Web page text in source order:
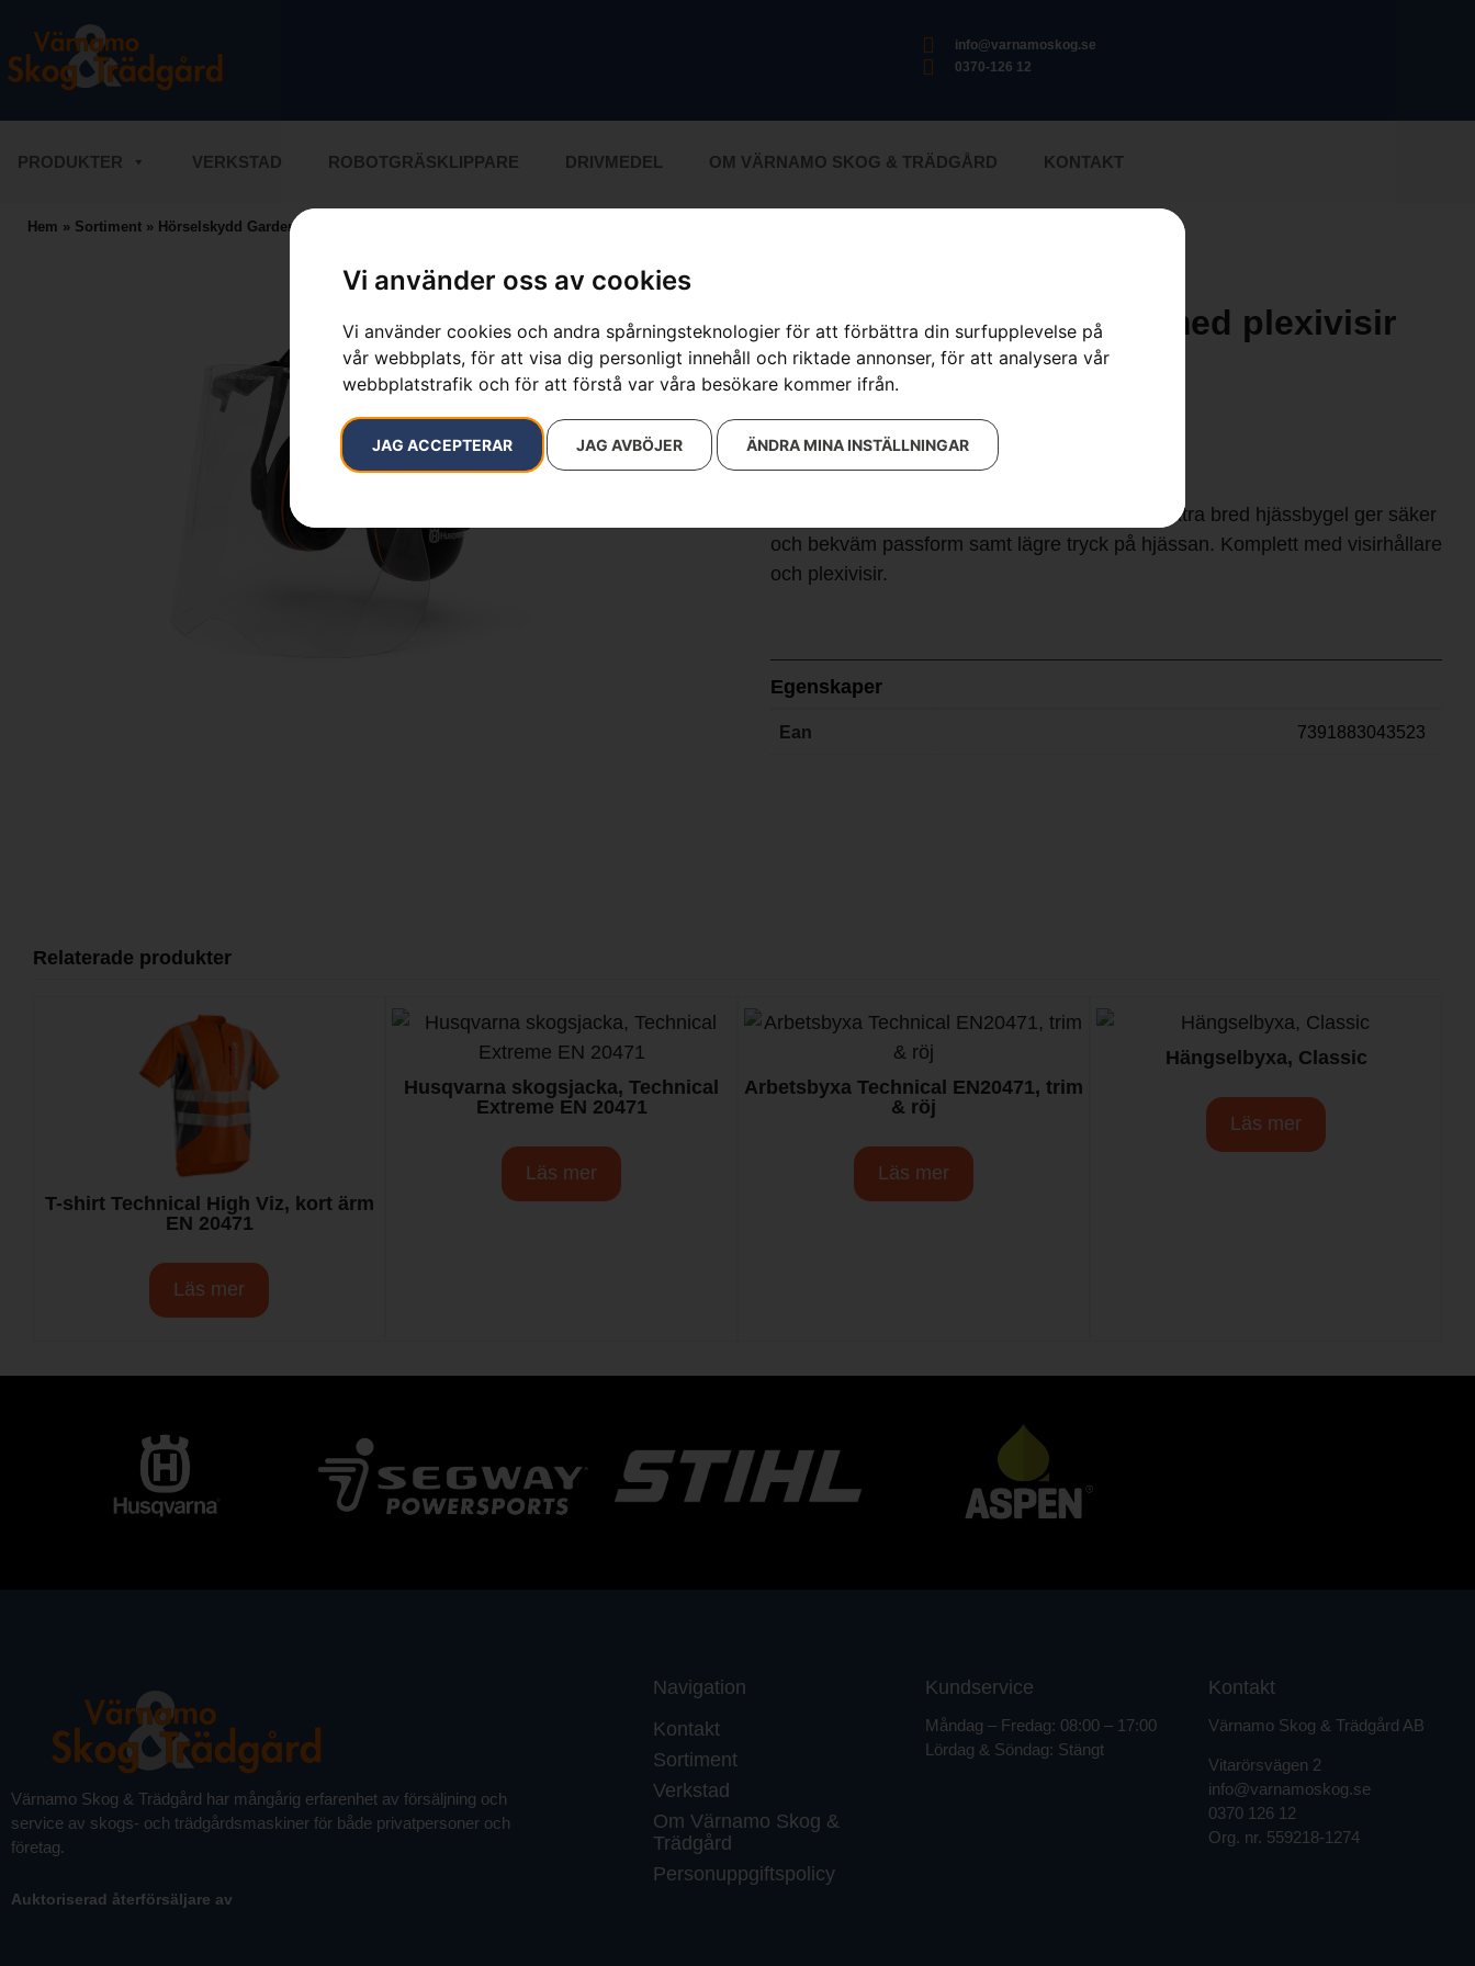
Vi använder oss av cookies
Vi använder cookies och andra spårningsteknologier för att förbättra din surfupplevelse på
vår webbplats, för att visa dig personligt innehåll och riktade annonser, för att analysera vår
webbplatstrafik och för att förstå var våra besökare kommer ifrån.
JAG ACCEPTERAR JAG AVBÖJER ÄNDRA MINA INSTÄLLNINGAR
info@varnamoskog.se
0370-126 12
PRODUKTER VERKSTAD ROBOTGRÄSKLIPPARE DRIVMEDEL OM VÄRNAMO SKOG & TRÄDGÅRD KONTAKT
Hem » Sortiment » Hörselskydd Gardener med plexivisir
Hörselskydd Gardener med plexivisir
Artikelnummer: 505665360
Kategorier:
Hjälmar
Gardener med plexivisir
För användning när du utför trimmer arbete. Extra bred hjässbygel ger säker
och bekväm passform samt lägre tryck på hjässan. Komplett med visirhållare
och plexivisir.
Egenskaper
Ean 7391883043523
Relaterade produkter
T-shirt Technical High Viz, kort ärm
EN 20471
Läs mer
Husqvarna skogsjacka, Technical
Extreme EN 20471
Läs mer
Arbetsbyxa Technical EN20471, trim
& röj
Läs mer
Hängselbyxa, Classic
Läs mer
Värnamo Skog & Trädgård har mångårig erfarenhet av försäljning och
service av skogs- och trädgårdsmaskiner för både privatpersoner och
företag.
Auktoriserad återförsäljare av
Navigation
Kontakt
Sortiment
Verkstad
Om Värnamo Skog &
Trädgård
Personuppgiftspolicy
Kundservice
Måndag – Fredag: 08:00 – 17:00
Lördag & Söndag: Stängt
Kontakt
Värnamo Skog & Trädgård AB
Vitarörsvägen 2
info@varnamoskog.se
0370 126 12
Org. nr. 559218-1274